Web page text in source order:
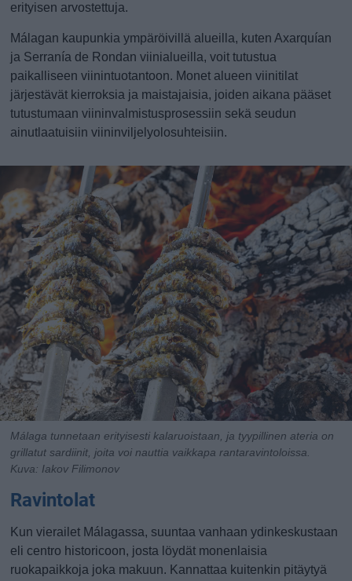
erityisen arvostettuja.
Málagan kaupunkia ympäröivillä alueilla, kuten Axarquían
ja Serranía de Rondan viinialueilla, voit tutustua
paikalliseen viinintuotantoon. Monet alueen viinitilat
järjestävät kierroksia ja maistajaisia, joiden aikana pääset
tutustumaan viininvalmistusprosessiin sekä seudun
ainutlaatuisiin viininviljelyolosuhteisiin.
Málaga tunnetaan erityisesti kalaruoistaan, ja tyypillinen ateria on
grillatut sardiinit, joita voi nauttia vaikkapa rantaravintoloissa.
Kuva: Iakov Filimonov
Ravintolat
Kun vierailet Málagassa, suuntaa vanhaan ydinkeskustaan
eli centro historicoon, josta löydät monenlaisia
ruokapaikkoja joka makuun. Kannattaa kuitenkin pitäytyä